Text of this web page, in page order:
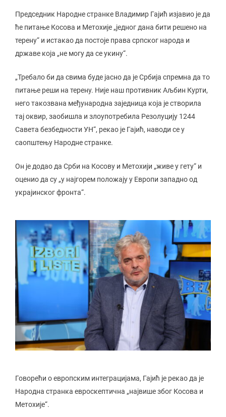
Председник Народне странке Владимир Гајић изјавио је да
ће питање Косова и Метохије „једног дана бити решено на
терену“ и истакао да постоје права српског народа и
државе која „не могу да се укину“.
„Требало би да свима буде јасно да је Србија спремна да то
питање реши на терену. Није наш противник Аљбин Курти,
него такозвана међународна заједница која је створила
тај оквир, заобишла и злоупотребила Резолуцију 1244
Савета безбедности УН“, рекао је Гајић, наводи се у
саопштењу Народне странке.
Он је додао да Срби на Косову и Метохији „живе у гету“ и
оценио да су „у најгорем положају у Европи западно од
украјинског фронта“.
Говорећи о европским интеграцијама, Гајић је рекао да је
Народна странка евроскептична „највише због Косова и
Метохије“.